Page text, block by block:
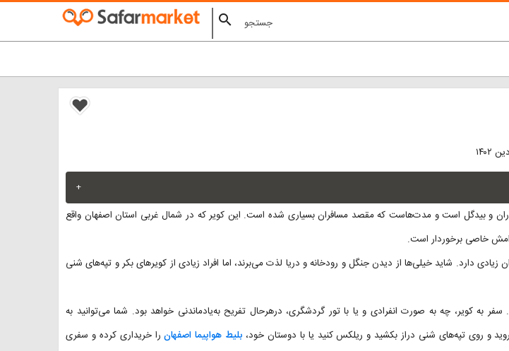
search
+
و بیدگل است و مدت‌هاست که مقصد مسافران بسیاری شده است. این کویر که در شمال غربی استان اصفهان واقع
خاصی برخوردار است.
زیادی دارد. شاید خیلی‌ها از دیدن جنگل و رودخانه و دریا لذت می‌برند، اما افراد زیادی از کویرهای بکر و تپه‌های شنی
به کویر، چه به صورت انفرادی و یا با تور گردشگری، درهرحال تفریح به‌یادماندنی خواهد بود. شما می‌توانید به
و روی تپه‌های شنی دراز بکشید و ریلکس کنید یا با دوستان خود، بلیط هواپیما اصفهانرا خریداری کرده و سفری